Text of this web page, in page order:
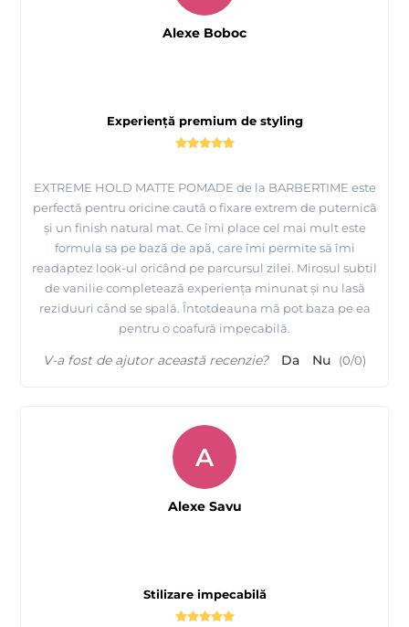
Experiență premium de styling
EXTREME HOLD MATTE POMADE de la BARBERTIME este
perfectă pentru oricine caută o fixare extrem de puternică
și un finish natural mat. Ce îmi place cel mai mult este
formula sa pe bază de apă, care îmi permite să îmi
readaptez look-ul oricând pe parcursul zilei. Mirosul subtil
de vanilie completează experiența minunat și nu lasă
reziduuri când se spală. Întotdeauna mă pot baza pe ea
pentru o coafură impecabilă.
Alexe Boboc
V-a fost de ajutor această recenzie? Da Nu (0/0)
Stilizare impecabilă
A
Alexe Savu